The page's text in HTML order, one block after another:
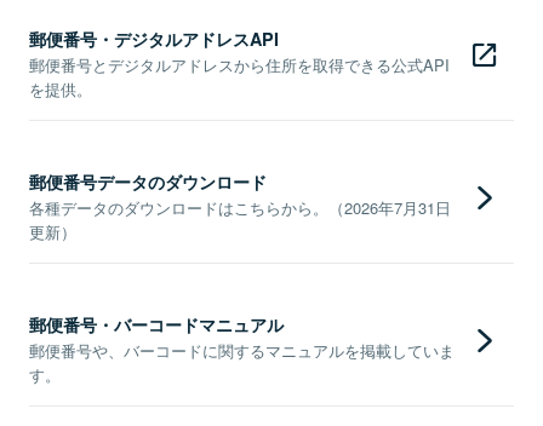
郵便番号・デジタルアドレスAPI
郵便番号とデジタルアドレスから住所を取得できる公式API
を提供。
郵便番号データのダウンロード
各種データのダウンロードはこちらから。（2026年7月31日
更新）
郵便番号・バーコードマニュアル
郵便番号や、バーコードに関するマニュアルを掲載していま
す。